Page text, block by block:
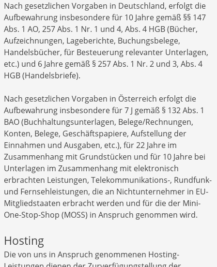
Nach gesetzlichen Vorgaben in Deutschland, erfolgt die
Aufbewahrung insbesondere für 10 Jahre gemäß §§ 147
Abs. 1 AO, 257 Abs. 1 Nr. 1 und 4, Abs. 4 HGB (Bücher,
Aufzeichnungen, Lageberichte, Buchungsbelege,
Handelsbücher, für Besteuerung relevanter Unterlagen,
etc.) und 6 Jahre gemäß § 257 Abs. 1 Nr. 2 und 3, Abs. 4
HGB (Handelsbriefe).
Nach gesetzlichen Vorgaben in Österreich erfolgt die
Aufbewahrung insbesondere für 7 J gemäß § 132 Abs. 1
BAO (Buchhaltungsunterlagen, Belege/Rechnungen,
Konten, Belege, Geschäftspapiere, Aufstellung der
Einnahmen und Ausgaben, etc.), für 22 Jahre im
Zusammenhang mit Grundstücken und für 10 Jahre bei
Unterlagen im Zusammenhang mit elektronisch
erbrachten Leistungen, Telekommunikations-, Rundfunk-
und Fernsehleistungen, die an Nichtunternehmer in EU-
Mitgliedstaaten erbracht werden und für die der Mini-
One-Stop-Shop (MOSS) in Anspruch genommen wird.
Hosting
Die von uns in Anspruch genommenen Hosting-